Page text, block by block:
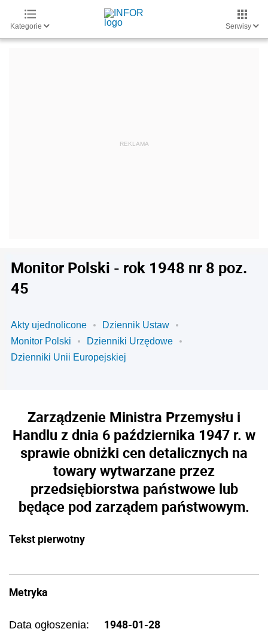
Kategorie Serwisy
Monitor Polski - rok 1948 nr 8 poz.
45
Akty ujednolicone
Dziennik Ustaw
Monitor Polski
Dzienniki Urzędowe
Dzienniki Unii Europejskiej
Zarządzenie Ministra Przemysłu i
Handlu z dnia 6 października 1947 r. w
sprawie obniżki cen detalicznych na
towary wytwarzane przez
przedsiębiorstwa państwowe lub
będące pod zarządem państwowym.
Tekst pierwotny
Metryka
Data ogłoszenia: 1948-01-28